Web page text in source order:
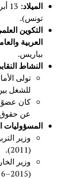
الميلاد:
تونس).
التكوين
العربية
بباريس.
النشاط
تولى
للشغل بين 1981
كان
عن حقوق
المسؤوليات
وزير
(2011).
وزير
(2015–2016).